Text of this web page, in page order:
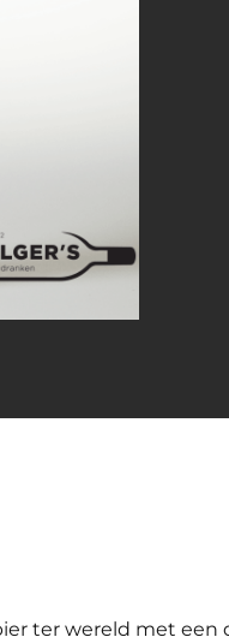
ter wereld met een